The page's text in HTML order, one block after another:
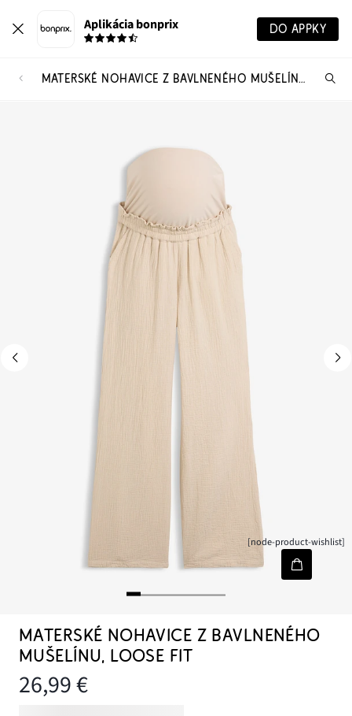
Aplikácia bonprix DO APPKY
MATERSKÉ NOHAVICE Z BAVLNENÉHO MUŠELÍNU, LOOSE FIT
[node-product-wishlist]
MATERSKÉ NOHAVICE Z BAVLNENÉHO
MUŠELÍNU, LOOSE FIT
26,99 €